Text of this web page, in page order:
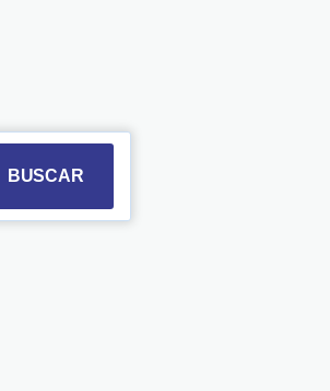
and select a date. Press the
calendar and select a date.
BUSCAR